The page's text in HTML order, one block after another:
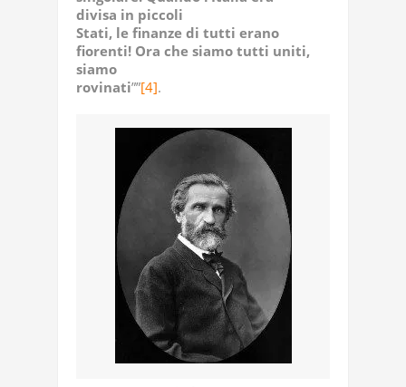
divisa in piccoli
Stati, le finanze di tutti erano
fiorenti! Ora che siamo tutti uniti,
siamo
rovinati””[4].